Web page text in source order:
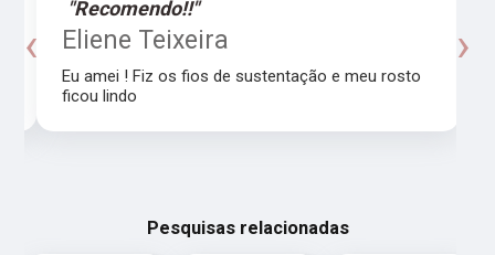
"Recomendo!!"
Eliene Teixeira
Eu amei ! Fiz os fios de sustentação e meu rosto
ficou lindo
‹ ›
Pesquisas relacionadas